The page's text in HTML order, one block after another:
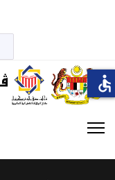
accessible